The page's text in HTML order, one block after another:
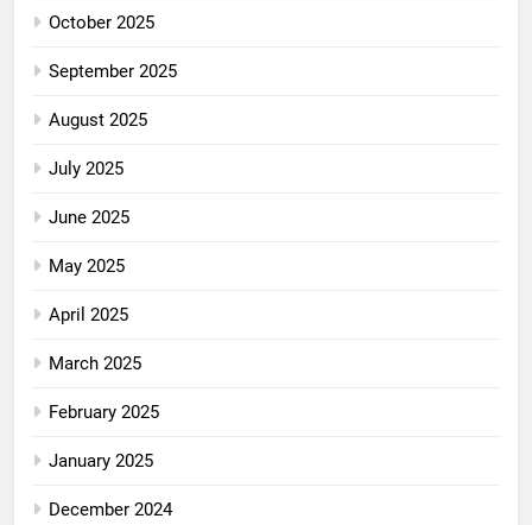
October 2025
September 2025
August 2025
July 2025
June 2025
May 2025
April 2025
March 2025
February 2025
January 2025
December 2024